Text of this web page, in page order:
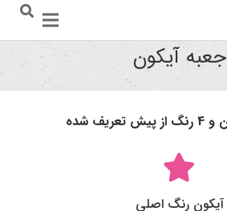
جعبه آیکون
آیکون رنگ اصلی